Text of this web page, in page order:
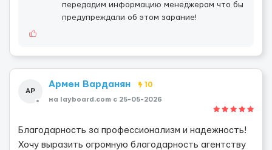
передадим информацию менеджерам что бы
предупреждали об этом зарание!
АР
Армен Варданян 10
на layboard.com c 25-05-2026
Благодарность за профессионализм и надежность!
Хочу выразить огромную благодарность агентству